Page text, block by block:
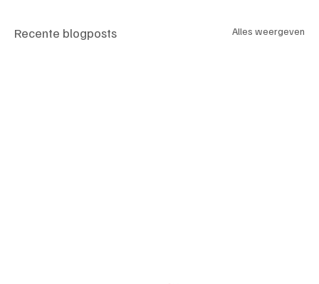
Recente blogposts Alles weergeven